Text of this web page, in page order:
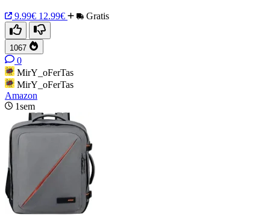
9.99€ 12.99€ Gratis
1067
0
MirY_oFerTas
MirY_oFerTas
Amazon
1sem